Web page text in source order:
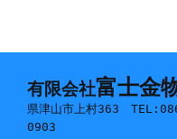
有限会社富士金
県津山市上村363
0903